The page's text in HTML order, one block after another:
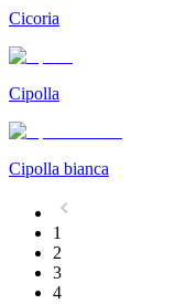
Cicoria
Cipolla
Cipolla bianca
1
2
3
4